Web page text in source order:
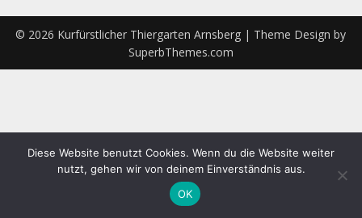
© 2026 Kurfürstlicher Thiergarten Arnsberg | Theme Design by
SuperbThemes.com
Diese Website benutzt Cookies. Wenn du die Website weiter
nutzt, gehen wir von deinem Einverständnis aus.
OK